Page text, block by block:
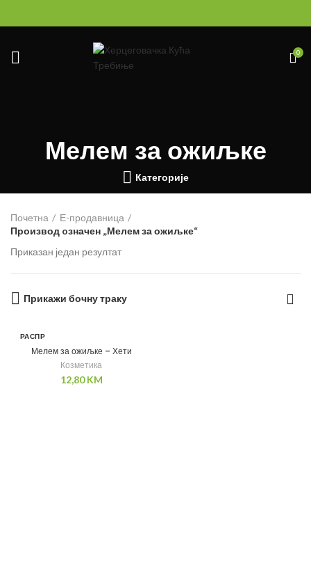
0
Мелем за ожиљке
Категорије
Почетна
Е-продавница
Производ oзначен „Мелем за ожиљке“
Приказан један резултат
Прикажи бочну траку
РАСПР
О
Мелем за ожиљке – Хети
Козметика
12,80KM